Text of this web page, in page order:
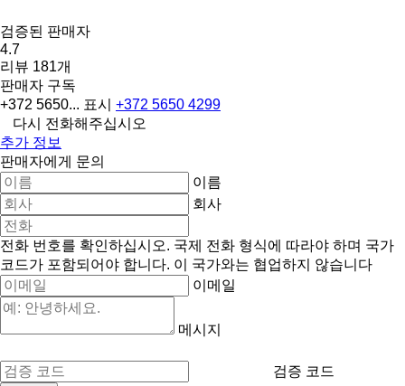
검증된 판매자
4.7
리뷰 181개
판매자 구독
+372 5650... 표시 +372 5650 4299
다시 전화해주십시오
추가 정보
판매자에게 문의
이름
회사
전화 번호를 확인하십시오. 국제 전화 형식에 따라야 하며 국가
코드가 포함되어야 합니다. 이 국가와는 협업하지 않습니다
이메일
메시지
검증 코드